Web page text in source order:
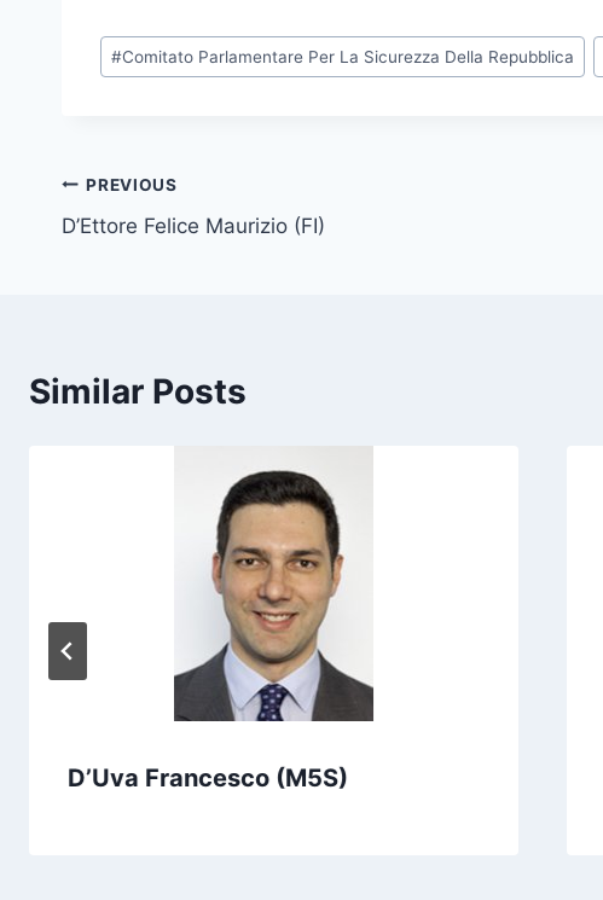
P
o
T
g
#Comitato Parlamentare Per La Sicurezza Della Repubblica
Post
navigation
PREVIOUS
D’Ettore Felice Maurizio (FI)
Similar Posts
D’Uva Francesco (M5S)